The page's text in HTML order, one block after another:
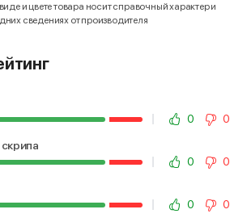
и цвете товара носит справочный характер и
сведениях от производителя
0
0
0
0
0
0